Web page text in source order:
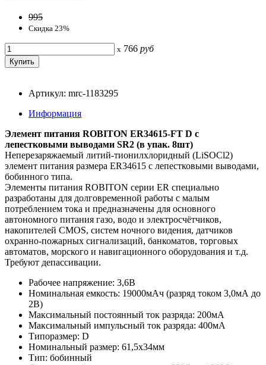
995
Скидка 23%
x 766 руб
Артикул: mrc-1183295
Информация
Элемент питания ROBITON ER34615-FT D с
лепестковыми выводами SR2 (в упак. 8шт)
Неперезаряжаемый литий-тионилхлоридный (LiSOCl2)
элемент питания размера ER34615 с лепестковыми выводами,
бобинного типа.
Элементы питания ROBITON серии ER специально
разработаны для долговременной работы с малым
потреблением тока и предназначены для основного
автономного питания газо, водо и электросчётчиков,
накопителей CMOS, систем ночного видения, датчиков
охранно-пожарных сигнализаций, банкоматов, торговых
автоматов, морского и навигационного оборудования и т.д.
Требуют депассивации.
Рабочее напряжение: 3,6В
Номинальная емкость: 19000мАч (разряд током 3,0мА до
2В)
Максимальный постоянный ток разряда: 200мА
Максимальный импульсный ток разряда: 400мА
Типоразмер: D
Номинальный размер: 61,5х34мм
Тип: бобинный